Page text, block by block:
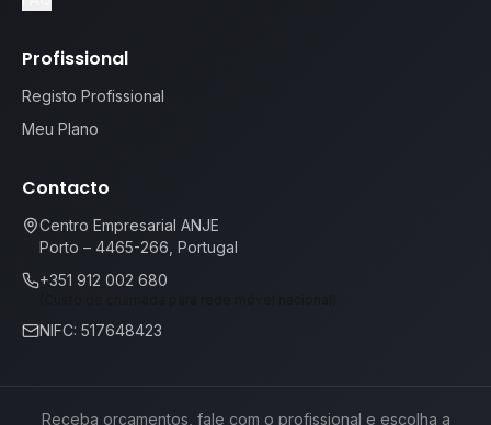
Profissional
Registo Profissional
Meu Plano
Contacto
Centro Empresarial ANJE
Porto – 4465-266, Portugal
+351 912 002 680
NIFC: 517648423
Receba orçamentos, fale com o profissional e escolha a